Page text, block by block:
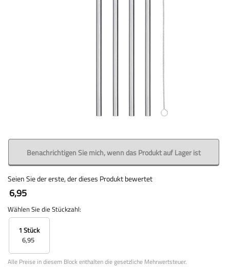
Benachrichtigen Sie mich, wenn das Produkt auf Lager ist
Seien Sie der erste, der dieses Produkt bewertet
6,95
Wählen Sie die Stückzahl:
1 Stück
6,95
Alle Preise in diesem Block enthalten die gesetzliche Mehrwertsteuer.